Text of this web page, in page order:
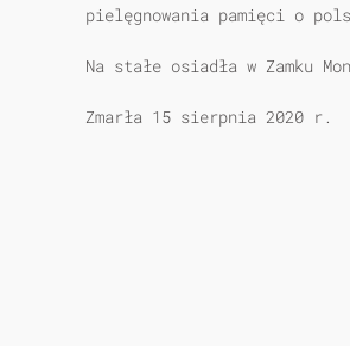
pielęgnowania pamięci o
Na stałe osiadła w Zamku
Zmarła 15 sierpnia 2020 r.